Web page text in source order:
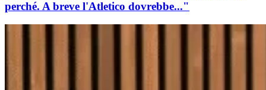
perché. A breve l'Atletico dovrebbe..."